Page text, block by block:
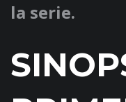
la serie.